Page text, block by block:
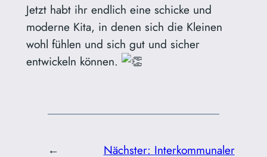
Jetzt habt ihr endlich eine schicke und
moderne Kita, in denen sich die Kleinen
wohl fühlen und sich gut und sicher
entwickeln können.
← Nächster: Interkommunaler